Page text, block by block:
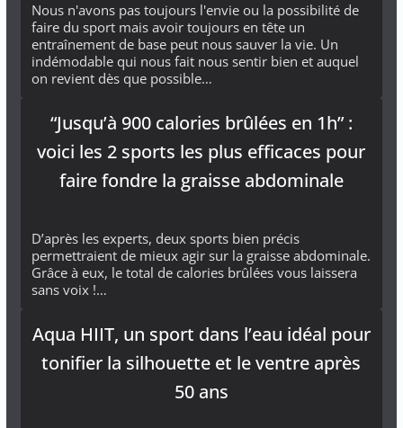
Nous n'avons pas toujours l'envie ou la possibilité de
faire du sport mais avoir toujours en tête un
entraînement de base peut nous sauver la vie. Un
indémodable qui nous fait nous sentir bien et auquel
on revient dès que possible…
“Jusqu’à 900 calories brûlées en 1h” :
voici les 2 sports les plus efficaces pour
faire fondre la graisse abdominale
D’après les experts, deux sports bien précis
permettraient de mieux agir sur la graisse abdominale.
Grâce à eux, le total de calories brûlées vous laissera
sans voix !…
Aqua HIIT, un sport dans l’eau idéal pour
tonifier la silhouette et le ventre après
50 ans